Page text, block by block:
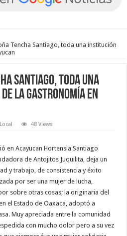
Tencha Santiago, toda una institución
Santiago, toda una
la gastronomía en
Local 48 Views
en Acayucan Hortensia Santiago
de Antojitos Juquilita, deja un
y trabajo, de consistencia y éxito
por ser una mujer de lucha,
sobre otras cosas; la originaria del
el Estado de Oaxaca, adoptó a
Muy apreciada entre la comunidad
con mucho dolor pero a su vez